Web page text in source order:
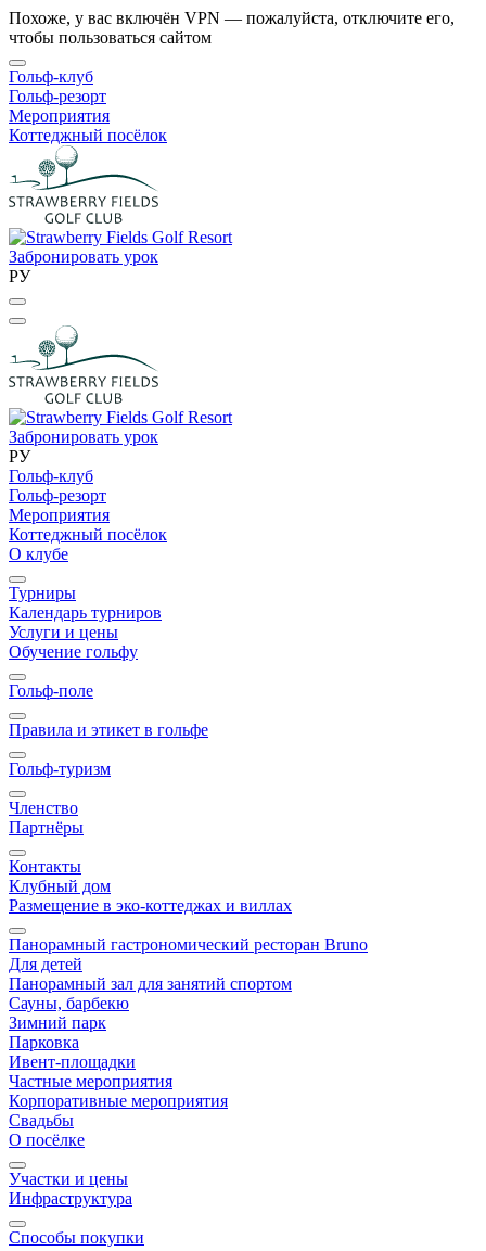
Похоже, у вас включён VPN — пожалуйста, отключите его,
чтобы пользоваться сайтом
Гольф-клуб
Гольф-резорт
Мероприятия
Коттеджный посёлок
Забронировать урок
РУ
Забронировать урок
РУ
Гольф-клуб
Гольф-резорт
Мероприятия
Коттеджный посёлок
О клубе
Турниры
Календарь турниров
Услуги и цены
Обучение гольфу
Гольф-поле
Правила и этикет в гольфе
Гольф-туризм
Членство
Партнёры
Контакты
Клубный дом
Размещение в эко-коттеджах и виллах
Панорамный гастрономический ресторан Bruno
Для детей
Панорамный зал для занятий спортом
Сауны, барбекю
Зимний парк
Парковка
Ивент-площадки
Частные мероприятия
Корпоративные мероприятия
Свадьбы
О посёлке
Участки и цены
Инфраструктура
Способы покупки